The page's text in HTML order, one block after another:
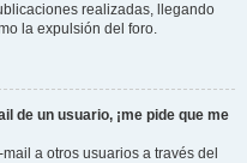
realizadas, llegando
la expulsión del foro.
de un usuario, ¡me pide que me
a otros usuarios a través del